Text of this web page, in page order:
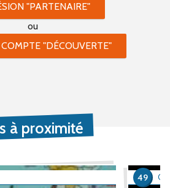
"PARTENAIRE"
ou
"DÉCOUVERTE"
à proximité
49